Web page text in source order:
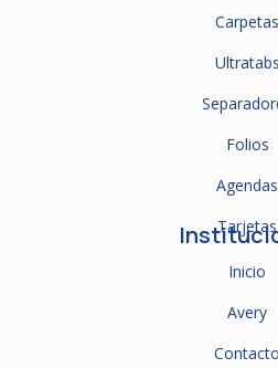
Carpetas
Ultratabs
Folios
Agendas
Tarjetas
Inicio
Avery
Contacto